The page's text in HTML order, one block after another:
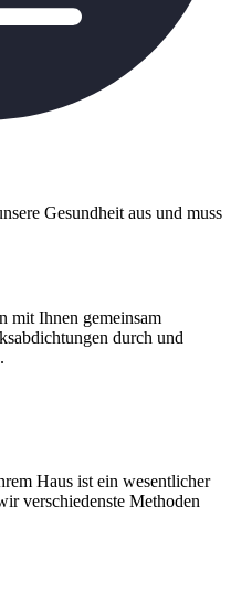
Gesundheit aus und muss
mit Ihnen gemeinsam
durch und
Haus ist ein wesentlicher
verschiedenste Methoden